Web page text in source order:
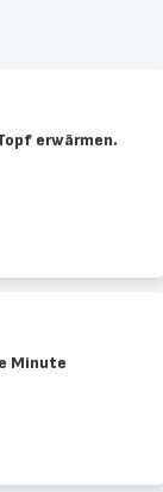
erwärmen.
Minute